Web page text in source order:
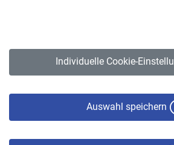
Individuelle Cookie-
Auswahl speichern
Erklärung zur Barrierefreiheit